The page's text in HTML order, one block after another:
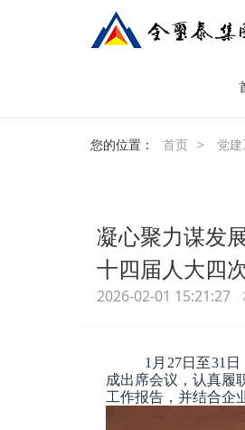
您的位置： 首页 > 党
凝心聚力谋发
十四届人大四
2026-02-01 15:21:27
1月27日至31
成出席会议，认真履
工作报告，并结合企